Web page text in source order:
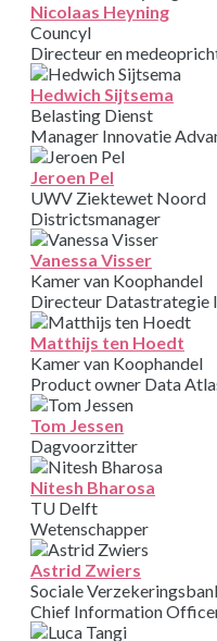
Nicolaas Heyning
Councyl
Directeur en
Hedwich Sijtsema
Belasting Dienst
Manager Innovatie
Jeroen Pel
UWV Ziektewet Noord
Districtsmanager
Vanessa Visser
Kamer van Koophandel
Directeur Datastrategie
Matthijs ten Hoedt
Kamer van Koophandel
Product owner Data
Tom Jessen
Dagvoorzitter
Nitesh Bharosa
TU Delft
Wetenschapper
Astrid Zwiers
Sociale
Chief Information